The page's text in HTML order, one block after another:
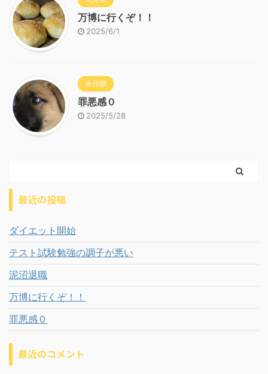
万博に行くぞ！！
2025/6/1
未分類
罪悪感０
2025/5/28
最近の投稿
ダイエット開始
テスト試験勉強の調子が悪い
泥沼退職
万博に行くぞ！！
罪悪感０
最近のコメント